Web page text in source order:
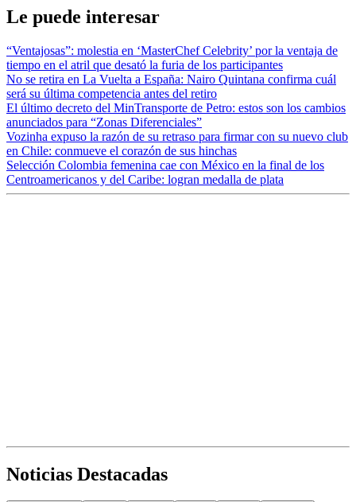
Le puede interesar
“Ventajosas”: molestia en ‘MasterChef Celebrity’ por la ventaja de
tiempo en el atril que desató la furia de los participantes
No se retira en La Vuelta a España: Nairo Quintana confirma cuál
será su última competencia antes del retiro
El último decreto del MinTransporte de Petro: estos son los cambios
anunciados para “Zonas Diferenciales”
Vozinha expuso la razón de su retraso para firmar con su nuevo club
en Chile: conmueve el corazón de sus hinchas
Selección Colombia femenina cae con México en la final de los
Centroamericanos y del Caribe: logran medalla de plata
Noticias Destacadas